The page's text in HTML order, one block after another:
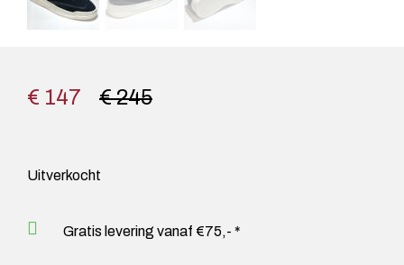
€ 245
€ 147
Uitverkocht
Gratis levering vanaf €75,- *